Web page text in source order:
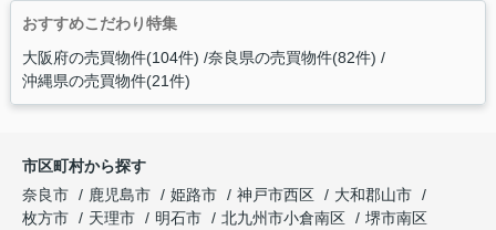
おすすめこだわり特集
大阪府の売買物件(104件) 奈良県の売買物件(82件)
沖縄県の売買物件(21件)
市区町村から探す
奈良市
鹿児島市 姫路市 神戸市西区
大和郡山市
枚方市
天理市 明石市 北九州市小倉南区
堺市南区